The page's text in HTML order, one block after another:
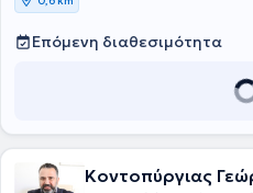
Νοσοκομείου. Διαθέτει πολυετή
ενεργητικό του δημοσιεύσεις σε
περιοδικά.
Επόμενη διαθεσιμότητα
Κοντοπύργιας